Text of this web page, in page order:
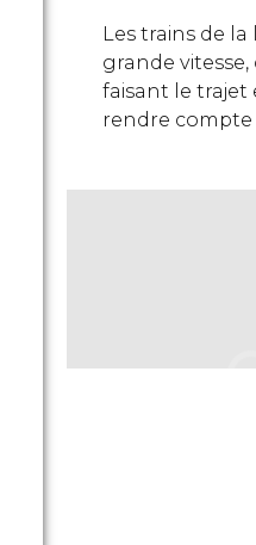
Les trains de
grande
faisant le trajet
rendre compte